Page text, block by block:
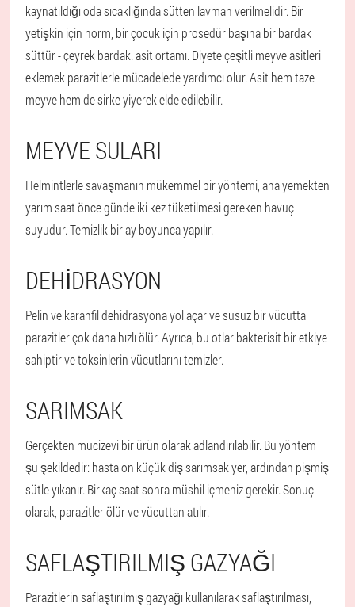
kaynatıldığı oda sıcaklığında sütten lavman verilmelidir. Bir
yetişkin için norm, bir çocuk için prosedür başına bir bardak
süttür - çeyrek bardak. asit ortamı. Diyete çeşitli meyve asitleri
eklemek parazitlerle mücadelede yardımcı olur. Asit hem taze
meyve hem de sirke yiyerek elde edilebilir.
MEYVE SULARI
Helmintlerle savaşmanın mükemmel bir yöntemi, ana yemekten
yarım saat önce günde iki kez tüketilmesi gereken havuç
suyudur. Temizlik bir ay boyunca yapılır.
DEHIDRASYON
Pelin ve karanfil dehidrasyona yol açar ve susuz bir vücutta
parazitler çok daha hızlı ölür. Ayrıca, bu otlar bakterisit bir etkiye
sahiptir ve toksinlerin vücutlarını temizler.
SARIMSAK
Gerçekten mucizevi bir ürün olarak adlandırılabilir. Bu yöntem
şu şekildedir: hasta on küçük diş sarımsak yer, ardından pişmiş
sütle yıkanır. Birkaç saat sonra müshil içmeniz gerekir. Sonuç
olarak, parazitler ölür ve vücuttan atılır.
SAFLAŞTIRILMIŞ GAZYAĞI
Parazitlerin saflaştırılmış gazyağı kullanılarak saflaştırılması,